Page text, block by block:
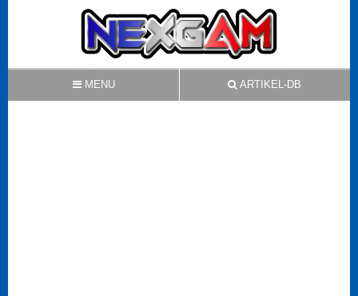
MENU ARTIKEL-DB